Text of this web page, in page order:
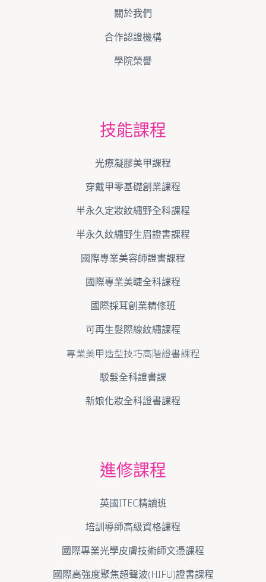
關於我們
合作認證機構
學院榮譽
技能課程
光療凝膠美甲課程
穿戴甲零基礎創業課程
半永久定妝紋繡野全科課程
半永久紋繡野生眉證書課程
國際專業美容師證書課程
國際專業美睫全科課程
國際採耳創業精修班
可再生髮際線紋繡課程
專業美甲造型技巧高階證書課程
駁髮全科證書課
新娘化妝全科證書課程
進修課程
英國ITEC精讀班
培訓導師高級資格課程
國際專業光學皮膚技術師文憑課程
國際高強度聚焦超聲波(HIFU)證書課程